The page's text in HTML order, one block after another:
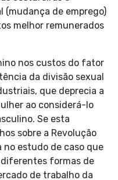
de emprego)
melhor remunerados
nos custos do fator
da divisão sexual
que deprecia a
ao considerá-lo
Se esta
sobre a Revolução
no estudo de caso que
diferentes formas de
de trabalho da